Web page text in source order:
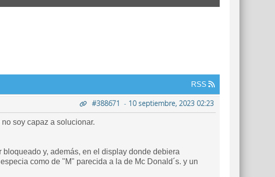
RSS
#388671 - 10 septiembre, 2023 02:23
soy capaz a solucionar.
y, además, en el display donde debiera
como de "M" parecida a la de Mc Donald´s. y un